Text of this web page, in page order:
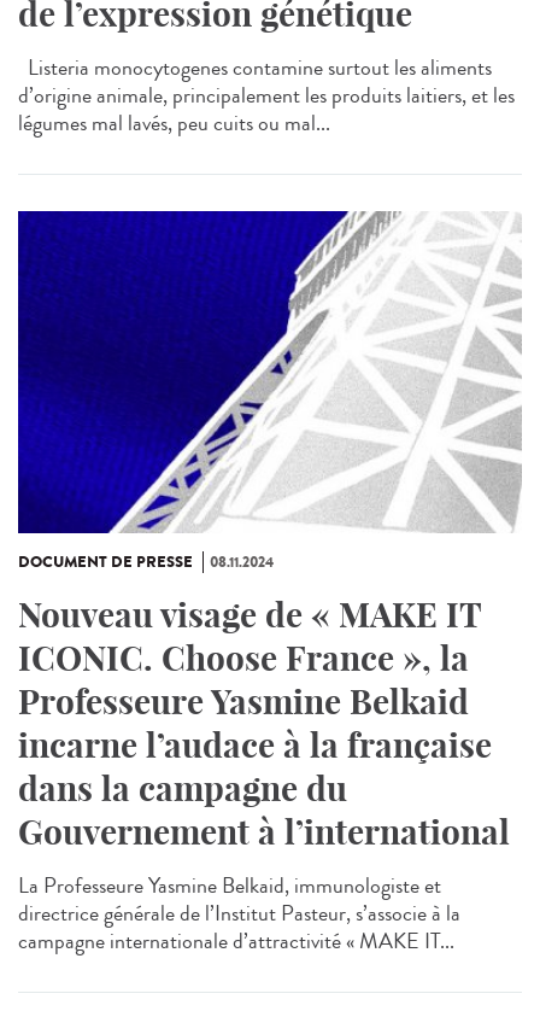
de l’expression génétique
Listeria monocytogenes contamine surtout les aliments
d’origine animale, principalement les produits laitiers, et les
légumes mal lavés, peu cuits ou mal...
DOCUMENT DE PRESSE 08.11.2024
Nouveau visage de « MAKE IT
ICONIC. Choose France », la
Professeure Yasmine Belkaid
incarne l’audace à la française
dans la campagne du
Gouvernement à l’international
La Professeure Yasmine Belkaid, immunologiste et
directrice générale de l’Institut Pasteur, s’associe à la
campagne internationale d’attractivité « MAKE IT...